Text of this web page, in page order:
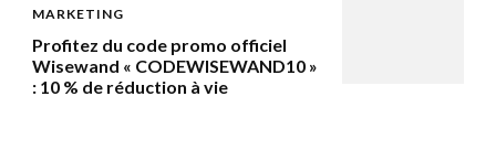
MARKETING
Profitez du code promo officiel
Wisewand « CODEWISEWAND10 »
: 10 % de réduction à vie